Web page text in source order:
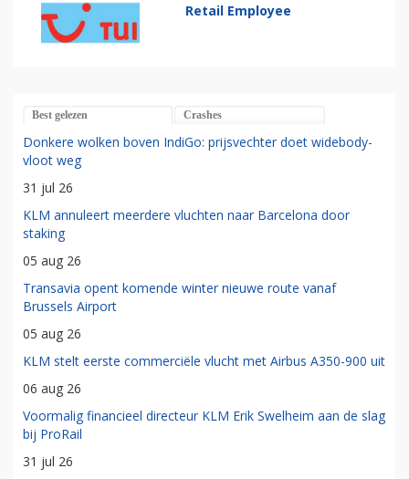
Retail Employee
Best gelezen Crashes
Donkere wolken boven IndiGo: prijsvechter doet widebody-
vloot weg
31 jul 26
KLM annuleert meerdere vluchten naar Barcelona door
staking
05 aug 26
Transavia opent komende winter nieuwe route vanaf
Brussels Airport
05 aug 26
KLM stelt eerste commerciële vlucht met Airbus A350-900 uit
06 aug 26
Voormalig financieel directeur KLM Erik Swelheim aan de slag
bij ProRail
31 jul 26